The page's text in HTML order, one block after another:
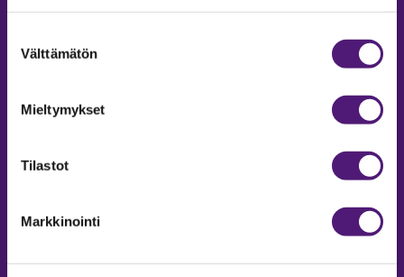
valinta
Välttämätön
Mieltymykset
Tilastot
Markkinointi
Tiedustelut & Varaukset
Vastuullisuus